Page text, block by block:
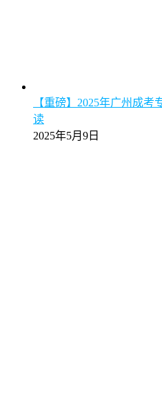
【重磅】2025年广州成
读
2025年5月9日